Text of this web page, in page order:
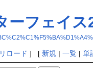
ーフェイス
リロード ] [ 新規 | 一覧| 単